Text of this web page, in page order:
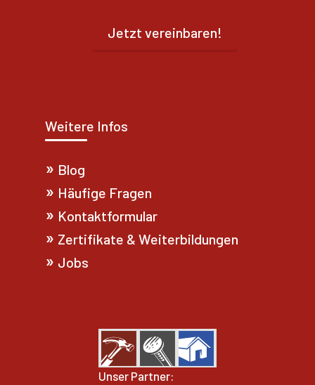
Jetzt vereinbaren!
Weitere Infos
Blog
Häufige Fragen
Kontaktformular
Zertifikate & Weiterbildungen
Jobs
Unser Partner: